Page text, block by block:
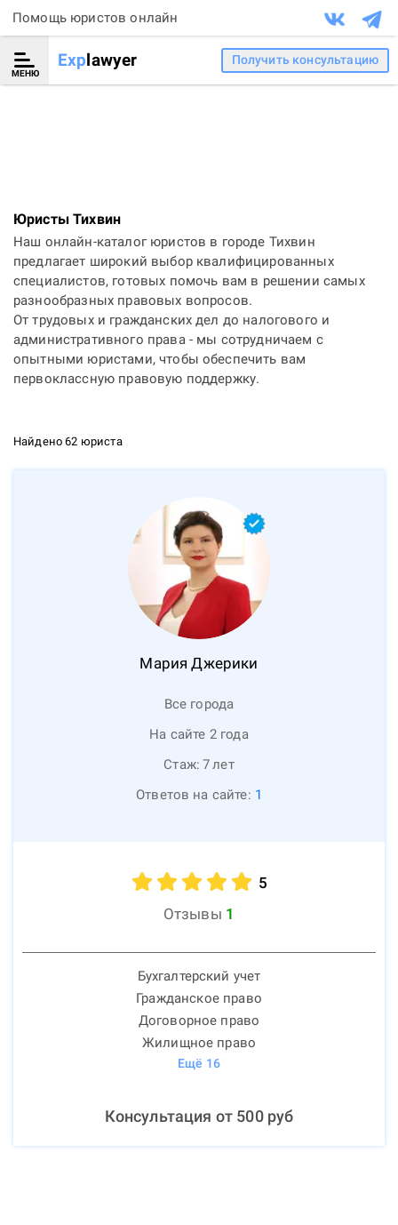
Помощь юристов онлайн
МЕНЮ
Explawyer Получить консультацию
Юристы Тихвин
Наш онлайн-каталог юристов в городе Тихвин
предлагает широкий выбор квалифицированных
специалистов, готовых помочь вам в решении самых
разнообразных правовых вопросов.
От трудовых и гражданских дел до налогового и
административного права - мы сотрудничаем с
опытными юристами, чтобы обеспечить вам
первоклассную правовую поддержку.
Найдено 62 юриста
Мария Джерики
Все города
На сайте 2 года
Стаж: 7лет
Ответов на сайте: 1
5
Отзывы 1
Бухгалтерский учет
Гражданское право
Договорное право
Жилищное право
Ещё 16
Консультация от 500руб